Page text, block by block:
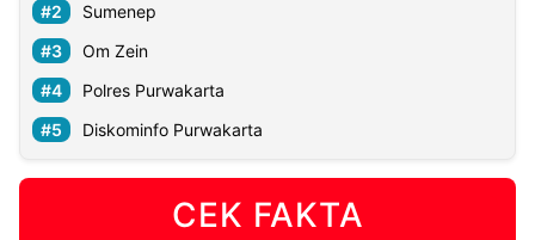
Sumenep
Om Zein
Polres Purwakarta
Diskominfo Purwakarta
CEK FAKTA